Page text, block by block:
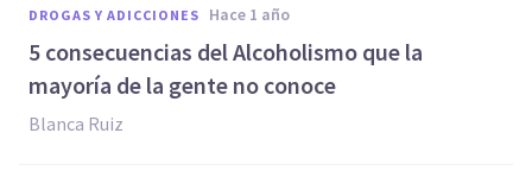
DROGAS Y ADICCIONES hace 1 año
5 consecuencias del Alcoholismo que la
mayoría de la gente no conoce
Blanca Ruiz